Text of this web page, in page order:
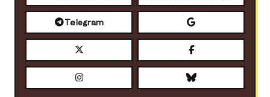
Telegram